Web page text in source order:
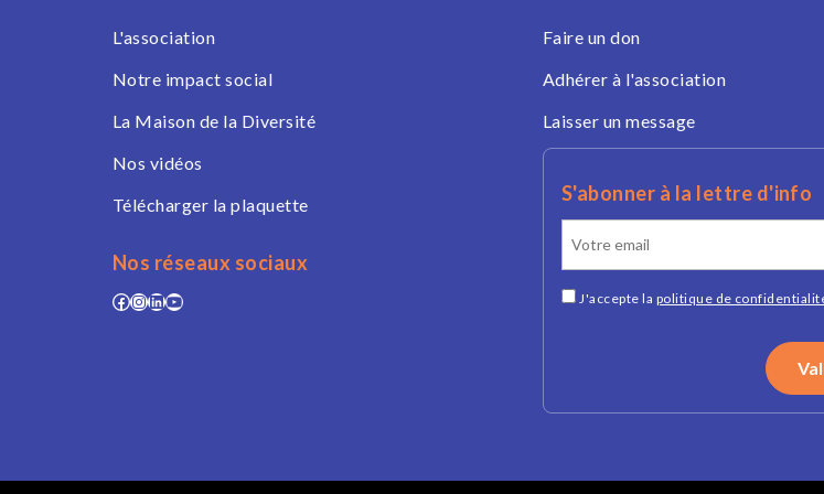
L'association
Notre impact social
La Maison de la Diversité
Nos vidéos
Télécharger la plaquette
Nos réseaux sociaux
Facebook
Instagram
LinkedIn
YouTube
Faire un don
Adhérer à l'association
Laisser un message
S'abonner à la lettre d'info
J'accepte la politique de